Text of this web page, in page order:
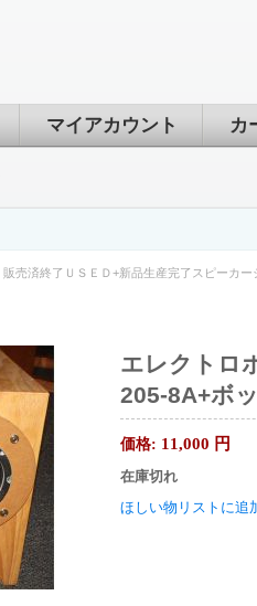
マイアカウント カ
販売済終了ＵＳＥＤ+新品生産完了スピーカー
エレクトロ
205-8A+ボ
価格: 11,000 円
在庫切れ
ほしい物リストに追